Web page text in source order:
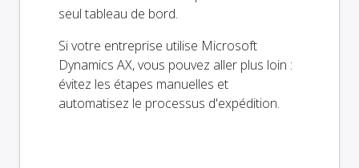
seul tableau de bord.
Si votre entreprise utilise Microsoft
Dynamics AX, vous pouvez aller plus loin :
évitez les étapes manuelles et
automatisez le processus d'expédition.